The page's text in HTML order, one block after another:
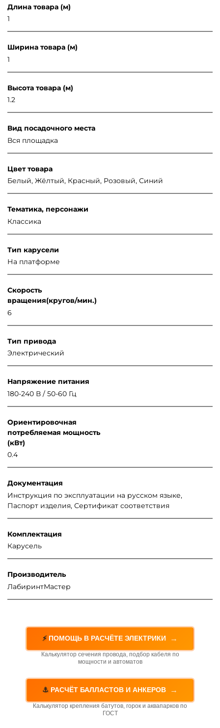
Длина товара (м)
1
Ширина товара (м)
1
Высота товара (м)
1.2
Вид посадочного места
Вся площадка
Цвет товара
Белый, Жёлтый, Красный, Розовый, Синий
Тематика, персонажи
Классика
Тип карусели
На платформе
Скорость
вращения(кругов/мин.)
6
Тип привода
Электрический
Напряжение питания
180-240 В / 50-60 Гц
Ориентировочная
потребляемая мощность
(кВт)
0.4
Документация
Инструкция по эксплуатации на русском языке,
Паспорт изделия, Сертификат соответствия
Комплектация
Карусель
Производитель
ЛабиринтМастер
⚡ ПОМОЩЬ В РАСЧЁТЕ ЭЛЕКТРИКИ →
Калькулятор сечения провода, подбор кабеля по
мощности и автоматов
⚓ РАСЧЁТ БАЛЛАСТОВ И АНКЕРОВ →
Калькулятор крепления батутов, горок и аквапарков по
ГОСТ